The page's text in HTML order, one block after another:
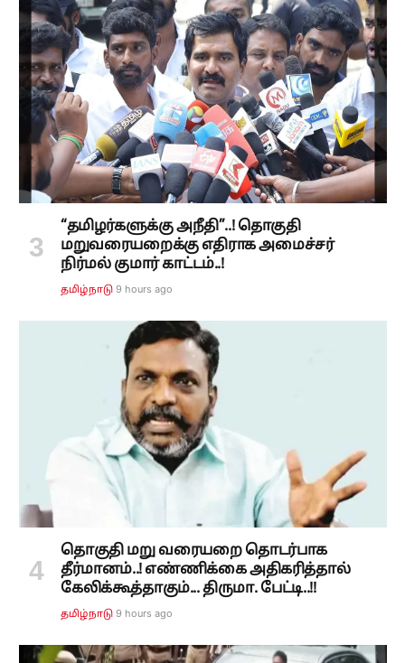
“தமிழர்களுக்கு அநீதி”..! தொகுதி
மறுவரையறைக்கு எதிராக அமைச்சர்
நிர்மல் குமார் காட்டம்..!
தமிழ்நாடு 9 hours ago
தொகுதி மறு வரையறை தொடர்பாக
தீர்மானம்..! எண்ணிக்கை அதிகரித்தால்
கேலிக்கூத்தாகும்... திருமா. பேட்டி..!!
தமிழ்நாடு 9 hours ago